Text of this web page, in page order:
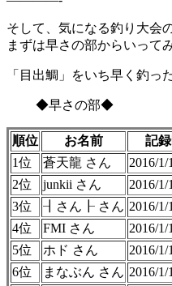
そして、気になる釣り大会
まずは早さの部からいって
「目出鯛」をいち早く釣っ
◆早さの部◆
順位 お名前
記
1位
蒼天龍 さん
2016/1/
2位
junkii さん
2016/1/
3位
┨さん┠ さん 2016/1/
4位
FMI さん
2016/1/
5位
ホド さん
2016/1/
6位
まなぶん さん 2016/1/